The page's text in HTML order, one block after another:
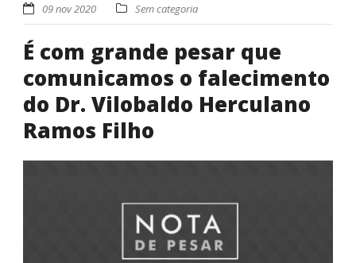
09 nov 2020 Sem categoria
É com grande pesar que
comunicamos o falecimento
do Dr. Vilobaldo Herculano
Ramos Filho